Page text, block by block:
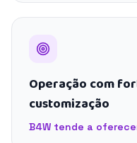
Operação com
customização
B4W tende a